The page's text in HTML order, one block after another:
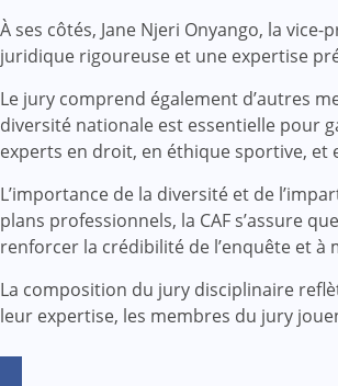
À ses côtés, Jane Njeri Onyango, la
juridique rigoureuse et une expertise
Le jury comprend également d’autres
diversité nationale est essentielle pour
experts en droit, en éthique sportive,
L’importance de la diversité et de
plans professionnels, la CAF s’assure
renforcer la crédibilité de l’enquête et
La composition du jury disciplinaire
leur expertise, les membres du jury